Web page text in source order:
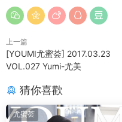
上一篇
[YOUMI尤蜜荟] 2017.03.23
VOL.027 Yumi-尤美
猜你喜歡
尤蜜荟